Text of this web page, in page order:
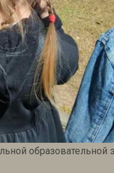
образовательной